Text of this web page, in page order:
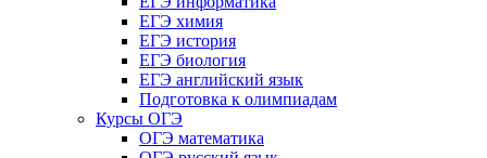
ЕГЭ химия
ЕГЭ история
ЕГЭ биология
ЕГЭ английский язык
Подготовка к олимпиадам
Курсы ОГЭ
ОГЭ математика